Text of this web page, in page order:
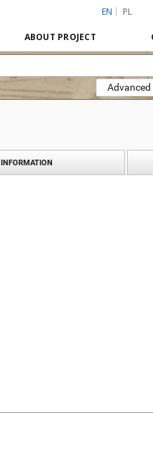
EN PL
ABOUT PROJECT
Advanced
INFORMATION